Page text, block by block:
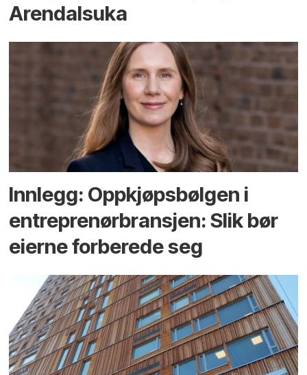
Arendals­uka
Innlegg: Oppkjøps­bølgen i
entreprenør­bransjen: Slik bør
eierne forberede seg